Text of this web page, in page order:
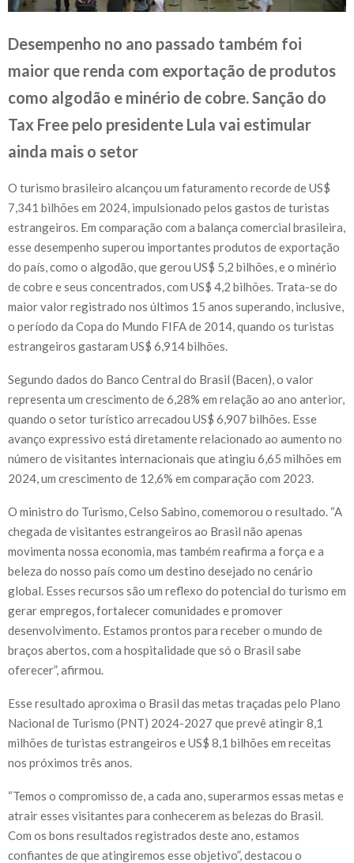
Desempenho no ano passado também foi
maior que renda com exportação de produtos
como algodão e minério de cobre. Sanção do
Tax Free pelo presidente Lula vai estimular
ainda mais o setor
O turismo brasileiro alcançou um faturamento recorde de US$
7,341 bilhões em 2024, impulsionado pelos gastos de turistas
estrangeiros. Em comparação com a balança comercial brasileira,
esse desempenho superou importantes produtos de exportação
do país, como o algodão, que gerou US$ 5,2 bilhões, e o minério
de cobre e seus concentrados, com US$ 4,2 bilhões. Trata-se do
maior valor registrado nos últimos 15 anos superando, inclusive,
o período da Copa do Mundo FIFA de 2014, quando os turistas
estrangeiros gastaram US$ 6,914 bilhões.
Segundo dados do Banco Central do Brasil (Bacen), o valor
representa um crescimento de 6,28% em relação ao ano anterior,
quando o setor turístico arrecadou US$ 6,907 bilhões. Esse
avanço expressivo está diretamente relacionado ao aumento no
número de visitantes internacionais que atingiu 6,65 milhões em
2024, um crescimento de 12,6% em comparação com 2023.
O ministro do Turismo, Celso Sabino, comemorou o resultado. “A
chegada de visitantes estrangeiros ao Brasil não apenas
movimenta nossa economia, mas também reafirma a força e a
beleza do nosso país como um destino desejado no cenário
global. Esses recursos são um reflexo do potencial do turismo em
gerar empregos, fortalecer comunidades e promover
desenvolvimento. Estamos prontos para receber o mundo de
braços abertos, com a hospitalidade que só o Brasil sabe
oferecer”, afirmou.
Esse resultado aproxima o Brasil das metas traçadas pelo Plano
Nacional de Turismo (PNT) 2024-2027 que prevê atingir 8,1
milhões de turistas estrangeiros e US$ 8,1 bilhões em receitas
nos próximos três anos.
“Temos o compromisso de, a cada ano, superarmos essas metas e
atrair esses visitantes para conhecerem as belezas do Brasil.
Com os bons resultados registrados deste ano, estamos
confiantes de que atingiremos esse objetivo”, destacou o